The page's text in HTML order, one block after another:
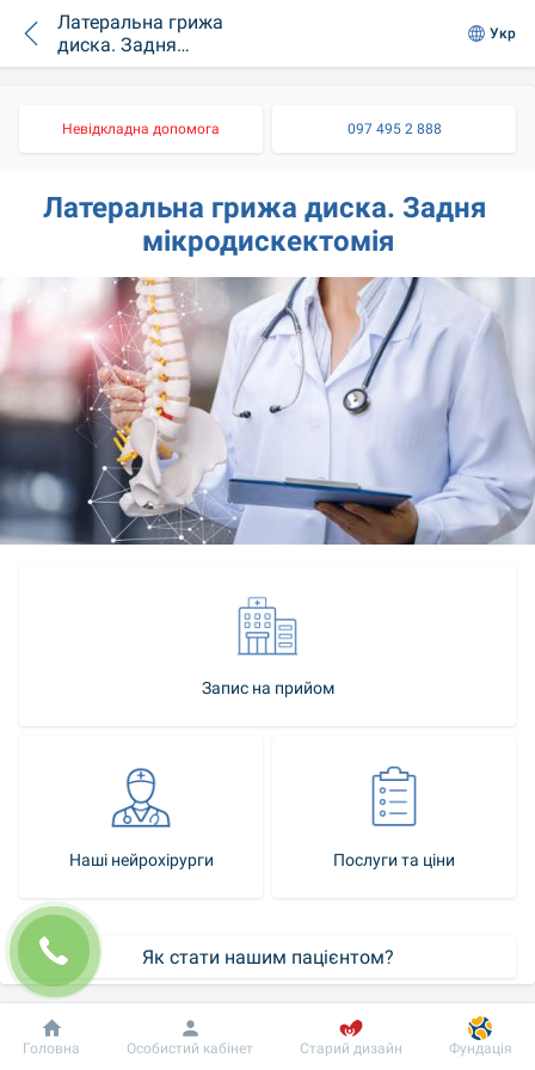
Латеральна грижа
диска. Задня
мікродискектомія
Укр
Невідкладна допомога 097 495 2 888
Латеральна грижа диска. Задня
мікродискектомія
Запис на прийом
Наші нейрохірурги Послуги та ціни
Як стати нашим пацієнтом?
Контакт-центр
Добробут Інформація Пацієнту
Головна Особистий кабінет Старий дизайн Фундація